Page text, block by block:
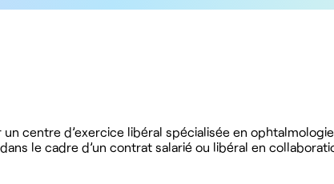
centre d’exercice libéral spécialisée en
le cadre d’un contrat salarié ou libéral en